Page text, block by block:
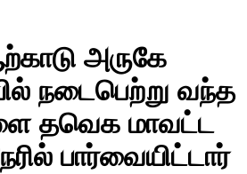
அருகே
நடைபெற்று வந்த
தவெக மாவட்ட
பார்வையிட்டார்